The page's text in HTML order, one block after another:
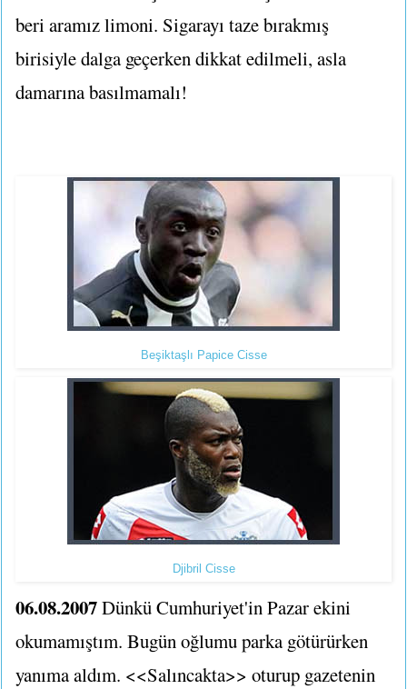
beri aramız limoni. Sigarayı taze bırakmış
birisiyle dalga geçerken dikkat edilmeli, asla
damarına basılmamalı!
Beşiktaşlı Papice Cisse
Djibril Cisse
06.08.2007Dünkü Cumhuriyet'in Pazar ekini
okumamıştım. Bugün oğlumu parka götürürken
yanıma aldım. <<Salıncakta>> oturup gazetenin